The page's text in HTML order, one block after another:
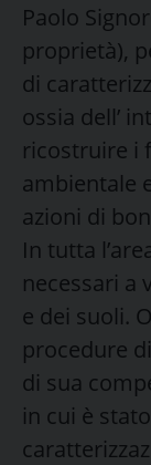
Paolo
proprietà),
di
ossia dell’
ricostruire i
ambientale
azioni di
In tutta
necessari a
e dei suoli.
procedure
di sua
in cui è